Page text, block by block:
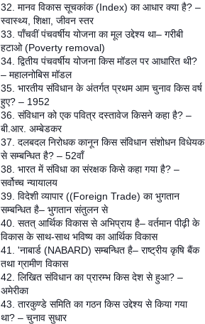
32. मानव विकास सूचकांक (Index) का आधार क्या है? –
स्वास्थ्य, शिक्षा, जीवन स्तर
33. पाँचवीं पंचवर्षीय योजना का मूल उद्देश्य था– गरीबी
हटाओ (Poverty removal)
34. द्वितीय पंचवर्षीय योजना किस मॉडल पर आधारित थी?
– महालनोबिस मॉडल
35. भारतीय संविधान के अंतर्गत प्रथम आम चुनाव किस वर्ष
हुए? – 1952
36. संविधान को एक पवित्र दस्तावेज किसने कहा है? –
बी.आर. अम्बेडकर
37. दलबदल निरोधक कानून किस संविधान संशोधन विधेयक
से सम्बन्धित है? – 52वाँ
38. भारत में संविधा का संरक्षक किसे कहा गया है? –
सर्वोच्च न्यायालय
39. विदेशी व्यापार ((Foreign Trade) का भुगतान
सम्बन्धित है– भुगतान संतुलन से
40. सतत् आर्थिक विकास से अभिप्राय है– वर्तमान पीढ़ी के
विकास के साथ-साथ भविष्य का आर्थिक विकास
41. 'नाबार्ड (NABARD) सम्बन्धित है– राष्ट्रीय कृषि बैंक
तथा ग्रामीण विकास
42. लिखित संविधान का प्रारम्भ किस देश से हुआ? –
अमेरीका
43. तारकुण्डे समिति का गठन किस उद्देश्य से किया गया
था? – चुनाव सुधार